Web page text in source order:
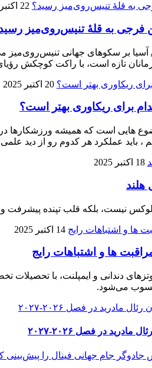
22 اکتبر 2025
بر سکوهای جهانی تنیس‌روی‌میز
تازه است، با راکت کوچکش
20 اکتبر 2025
برای ریکاوری بهتر است؟
هایی‌ است که همیشه ورزشکارها
باید عملکرد هر کدوم رو از دید علمی
18 اکتبر 2025
هلند
لوکس نیست، بلکه قلب تپنده
14 اکتبر 2025
ها و اشتباهات رایج
دندانی و ایمپلنت، با تحصیلات
می‌شود.
در فصل ۲۰۲۶-۲۰۲۷